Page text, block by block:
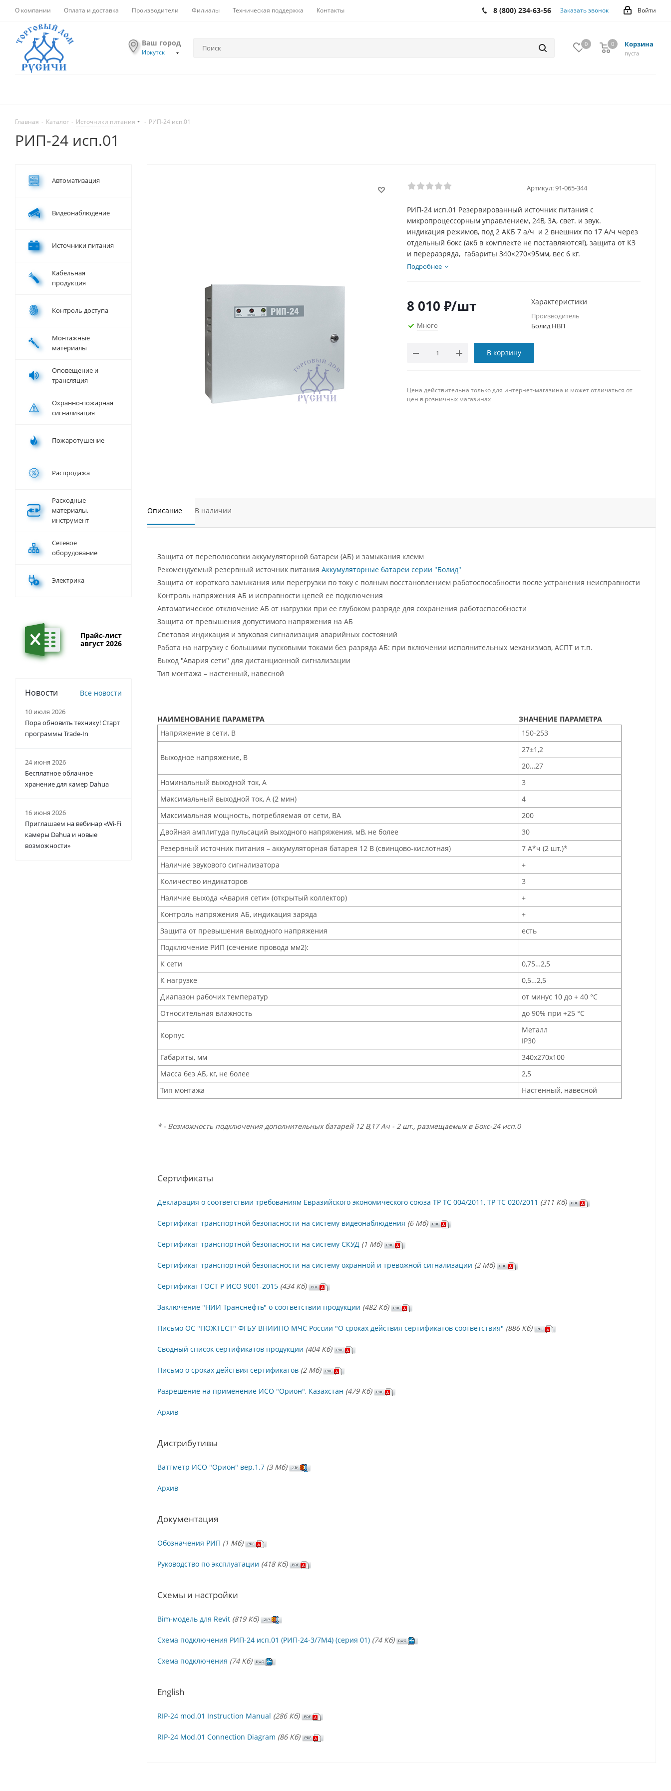
О компании Оплата и доставка Производители Филиалы Техническая поддержка Контакты Войти
8 (800) 234-63-56 Заказать звонок
Ваш город
Иркутск
0 Корзина
0
пуста
0
Главная - Каталог - Источники питания - РИП-24 исп.01
РИП-24 исп.01
Артикул:91-065-344
РИП-24 исп.01 Резервированный источник питания с
микропроцессорным управлением, 24В, 3А, свет. и звук.
индикация режимов, под 2 АКБ 7 а/ч и 2 внешних по 17 А/ч через
отдельный бокс (акб в комплекте не поставляются!), защита от КЗ
и переразряда, габариты 340×270×95мм, вес 6 кг.
Подробнее
8 010 ₽/шт
Много
В корзину
Характеристики
Производитель
Болид НВП
Цена действительна только для интернет-магазина и может отличаться от
цен в розничных магазинах
Описание В наличии
Защита от переполюсовки аккумуляторной батареи (АБ) и замыкания клемм
Рекомендуемый резервный источник питания Аккумуляторные батареи серии "Болид"
Защита от короткого замыкания или перегрузки по току с полным восстановлением работоспособности после устранения неисправности
Контроль напряжения АБ и исправности цепей ее подключения
Автоматическое отключение АБ от нагрузки при ее глубоком разряде для сохранения работоспособности
Защита от превышения допустимого напряжения на АБ
Световая индикация и звуковая сигнализация аварийных состояний
Работа на нагрузку с большими пусковыми токами без разряда АБ: при включении исполнительных механизмов, АСПТ и т.п.
Выход "Авария сети" для дистанционной сигнализации
Тип монтажа – настенный, навесной
НАИМЕНОВАНИЕ ПАРАМЕТРА
ЗНАЧЕНИЕ ПАРАМЕТРА
Напряжение в сети, В
150-253
Выходное напряжение, В
27±1,2
20…27
Номинальный выходной ток, А
3
Максимальный выходной ток, А (2 мин)
4
Максимальная мощность, потребляемая от сети, ВА
200
Двойная амплитуда пульсаций выходного напряжения, мВ, не более
30
Резервный источник питания – аккумуляторная батарея 12 В (свинцово-кислотная)
7 А*ч (2 шт.)*
Наличие звукового сигнализатора
+
Количество индикаторов
3
Наличие выхода «Авария сети» (открытый коллектор)
+
Контроль напряжения АБ, индикация заряда
+
Защита от превышения выходного напряжения
есть
Подключение РИП (сечение провода мм2):
К сети
0,75…2,5
К нагрузке
0,5…2,5
Диапазон рабочих температур
от минус 10 до + 40 °C
Относительная влажность
до 90% при +25 °C
Корпус
Металл
IP30
Габариты, мм
340х270х100
Масса без АБ, кг, не более
2,5
Тип монтажа
Настенный, навесной
* - Возможность подключения дополнительных батарей 12 В,17 Ач - 2 шт., размещаемых в Бокс-24 исп.0
Сертификаты
Декларация о соответствии требованиям Евразийского экономического союза ТР ТС 004/2011, ТР ТС 020/2011 (311 Кб)
Сертификат транспортной безопасности на систему видеонаблюдения (6 Mб)
Сертификат транспортной безопасности на систему СКУД (1 Mб)
Сертификат транспортной безопасности на систему охранной и тревожной сигнализации (2 Mб)
Сертификат ГОСТ Р ИСО 9001-2015 (434 Кб)
Заключение "НИИ Транснефть" о соответствии продукции (482 Кб)
Письмо ОС "ПОЖТЕСТ" ФГБУ ВНИИПО МЧС России "О сроках действия сертификатов соответствия" (886 Кб)
Сводный список сертификатов продукции (404 Кб)
Письмо о сроках действия сертификатов (2 Mб)
Разрешение на применение ИСО "Орион", Казахстан (479 Кб)
Архив
Дистрибутивы
Ваттметр ИСО "Орион" вер.1.7 (3 Mб)
Архив
Документация
Обозначения РИП (1 Mб)
Руководство по эксплуатации (418 Кб)
Схемы и настройки
Bim-модель для Revit (819 Кб)
Схема подключения РИП-24 исп.01 (РИП-24-3/7М4) (серия 01) (74 Кб)
Схема подключения (74 Кб)
English
RIP-24 mod.01 Instruction Manual (286 Кб)
RIP-24 Mod.01 Connection Diagram (86 Кб)
Автоматизация
Видеонаблюдение
Источники питания
Кабельная
продукция
Контроль доступа
Монтажные
материалы
Оповещение и
трансляция
Охранно-пожарная
сигнализация
Пожаротушение
Распродажа
Расходные
материалы,
инструмент
Сетевое
оборудование
Электрика
Прайс-лист
август 2026
Новости Все новости
10 июля 2026
Пора обновить технику! Старт
программы Trade-In
24 июня 2026
Бесплатное облачное
хранение для камер Dahua
16 июня 2026
Приглашаем на вебинар «Wi-Fi
камеры Dahua и новые
возможности»